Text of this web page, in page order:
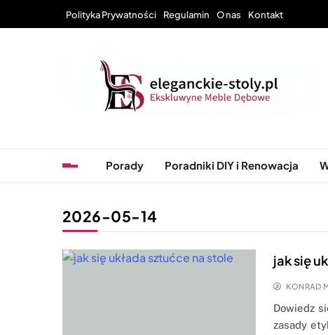
Polityka Prywatności Regulamin O nas Kontakt
Porady Poradniki DIY i Renowacja
2026-05-14
jak się
KONRAD
Dowiedz
zasady